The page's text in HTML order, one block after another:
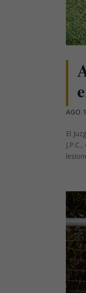
AGO
El